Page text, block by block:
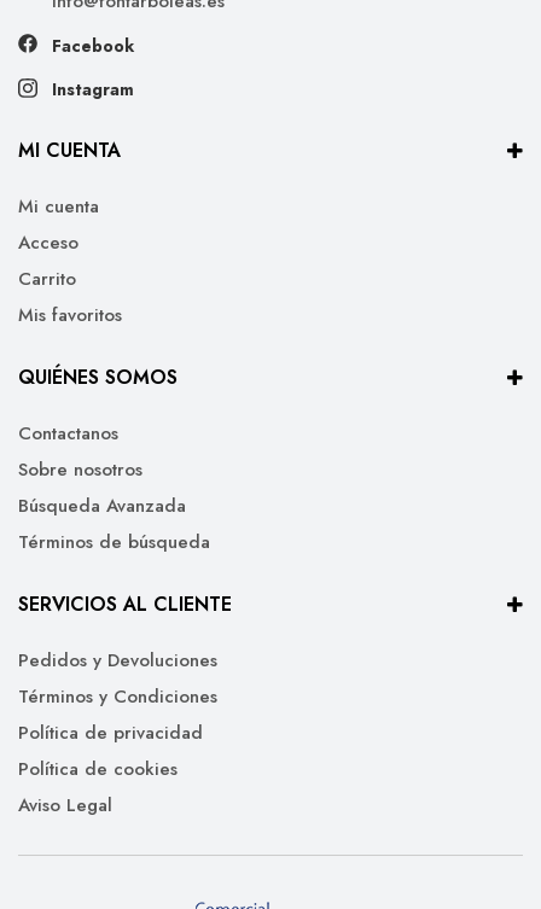
Facebook
Instagram
MI CUENTA
Mi cuenta
Acceso
Carrito
Mis favoritos
QUIÉNES SOMOS
Contactanos
Sobre nosotros
Búsqueda Avanzada
Términos de búsqueda
SERVICIOS AL CLIENTE
Pedidos y Devoluciones
Términos y Condiciones
Política de privacidad
Política de cookies
Aviso Legal